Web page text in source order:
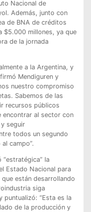
Nacional de
Además, junto con
de BNA de créditos
$5.000 millones, ya que
de la jornada
a la Argentina, y
Mendiguren y
nuestro compromiso
Sabemos de las
recursos públicos
encontrar al sector con
seguir
todos un segundo
campo”.
la
Estado Nacional para
están desarrollando
siga
puntualizó: “Esta es la
de la producción y